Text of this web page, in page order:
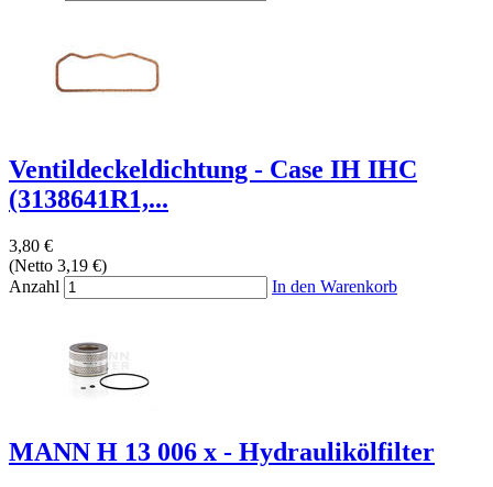
Ventildeckeldichtung - Case IH IHC
(3138641R1,...
3,80 €
(Netto 3,19 €)
Anzahl
In den Warenkorb
MANN H 13 006 x - Hydraulikölfilter